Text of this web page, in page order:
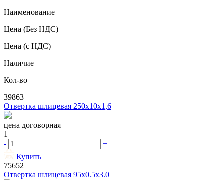
Наименование
Цена (Без НДС)
Цена (с НДС)
Наличие
Кол-во
39863
Отвертка шлицевая 250х10х1,6
цена договорная
1
-
+
Купить
75652
Отвертка шлицевая 95х0.5х3.0